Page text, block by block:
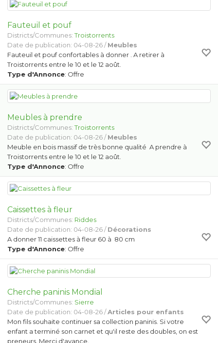
Fauteuil et pouf
Districts/Communes:Troistorrents
Date de publication: 04-08-26 /Meubles
Fauteuil et pouf confortables à donner . A retirer à
Troistorrents entre le 10 et le 12 août.
Type d'Annonce: Offre
Meubles à prendre
Districts/Communes:Troistorrents
Date de publication: 04-08-26 /Meubles
Meuble en bois massif de très bonne qualité A prendre à
Troistorrents entre le 10 et le 12 août.
Type d'Annonce: Offre
Caissettes à fleur
Districts/Communes: Riddes
Date de publication: 04-08-26 /Décorations
A donner 11 caissettes à fleur 60 à 80 cm
Type d'Annonce: Offre
Cherche paninis Mondial
Districts/Communes: Sierre
Date de publication: 04-08-26 /Articles pour enfants
Mon fils souhaite continuer sa collection paninis. Si votre
enfant a terminé son carnet et qu'il reste des doubles, on est
preneurs. Merci d'avance.